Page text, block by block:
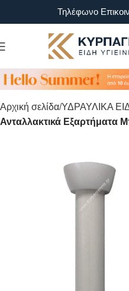
Τηλέφωνο
Αρχική σελίδα ΥΔΡΑΥΛΙΚΑ
Ανταλλακτικά Εξαρτήματα